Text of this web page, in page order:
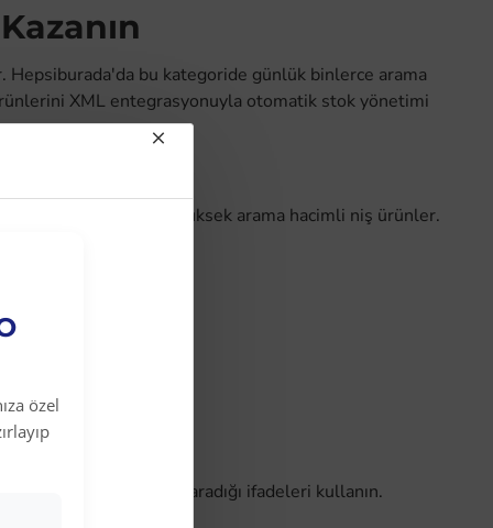
özel
Hepsiburada'da bu kategoride günlük binlerce arama
XML entegrasyonuyla otomatik stok yönetimi
modeller ve yüksek arama hacimli niş ürünler.
gerçekten aradığı ifadeleri kullanın.